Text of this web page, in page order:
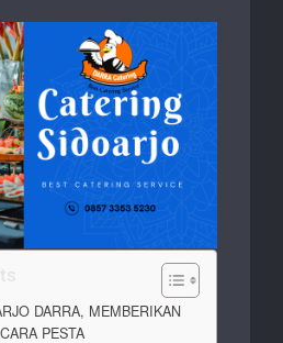
DARRA, MEMBERIKAN
PESTA